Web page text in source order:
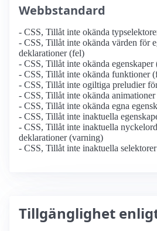
Webbstandard
- CSS, Tillåt inte okända
- CSS, Tillåt inte okända värden för
deklarationer (fel)
- CSS, Tillåt inte okända egenskaper
- CSS, Tillåt inte okända funktioner
- CSS, Tillåt inte ogiltiga preludier
- CSS, Tillåt inte okända
- CSS, Tillåt inte okända egna
- CSS, Tillåt inte inaktuella
- CSS, Tillåt inte inaktuella
deklarationer (varning)
- CSS, Tillåt inte inaktuella
Tillgänglighet